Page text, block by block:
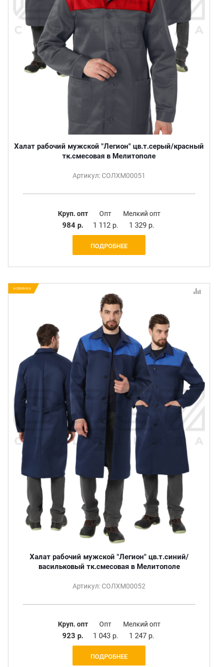
Халат рабочий мужской "Легион" цв.т.серый/красный
тк.смесовая в Мелитополе
Артикул: СОЛХМ00051
Круп. опт
984 р.
Опт
1 112 р.
Мелкий опт
1 329 р.
ПОДРОБНЕЕ
НОВИНКА
Халат рабочий мужской "Легион" цв.т.синий/
васильковый тк.смесовая в Мелитополе
Артикул: СОЛХМ00052
Круп. опт
923 р.
Опт
1 043 р.
Мелкий опт
1 247 р.
ПОДРОБНЕЕ